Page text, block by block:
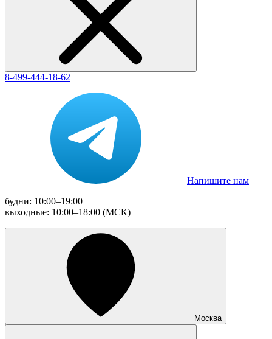
8-499-444-18-62
Напишите нам
будни: 10:00–19:00
выходные: 10:00–18:00 (МСК)
Москва